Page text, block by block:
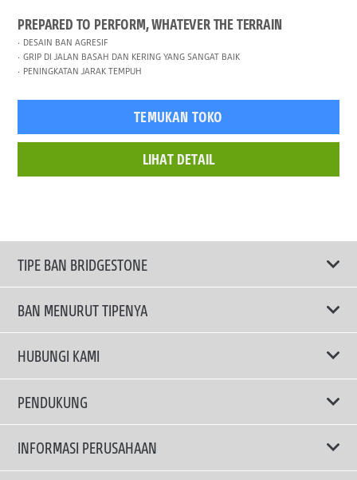
PREPARED TO PERFORM, WHATEVER THE TERRAIN
DESAIN BAN AGRESIF
GRIP DI JALAN BASAH DAN KERING YANG SANGAT BAIK
PENINGKATAN JARAK TEMPUH
TEMUKAN TOKO
LIHAT DETAIL
TIPE BAN BRIDGESTONE
TRUCKS & BUSES TYRES
BAN MENURUT TIPENYA
Ban ENLITEN
Ban Performa
Ban Touring
HUBUNGI KAMI
Email Kami
PENDUKUNG
Privacy Policy
Terms Of Use
INFORMASI PERUSAHAAN